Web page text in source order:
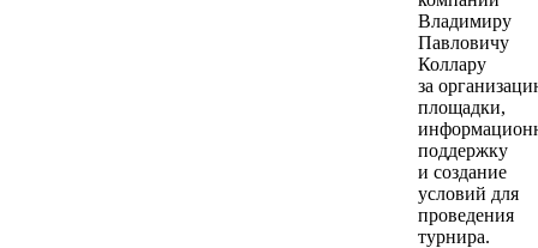
Владимиру
Павловичу
Коллару
за
площадки,
поддержку
и создание
условий для
проведения
турнира.